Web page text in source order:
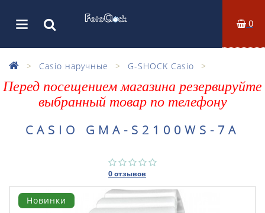
0
Casio наручные G-SHOCK Casio
Перед посещением магазина резервируйте
выбранный товар по телефону
CASIO GMA-S2100WS-7A
0 отзывов
Новинки